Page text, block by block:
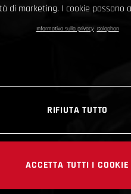
di marketing. I cookie possono
Informativa sulla privacy Colophon
RIFIUTA TUTTO
ACCETTA TUTTI I COOKIE